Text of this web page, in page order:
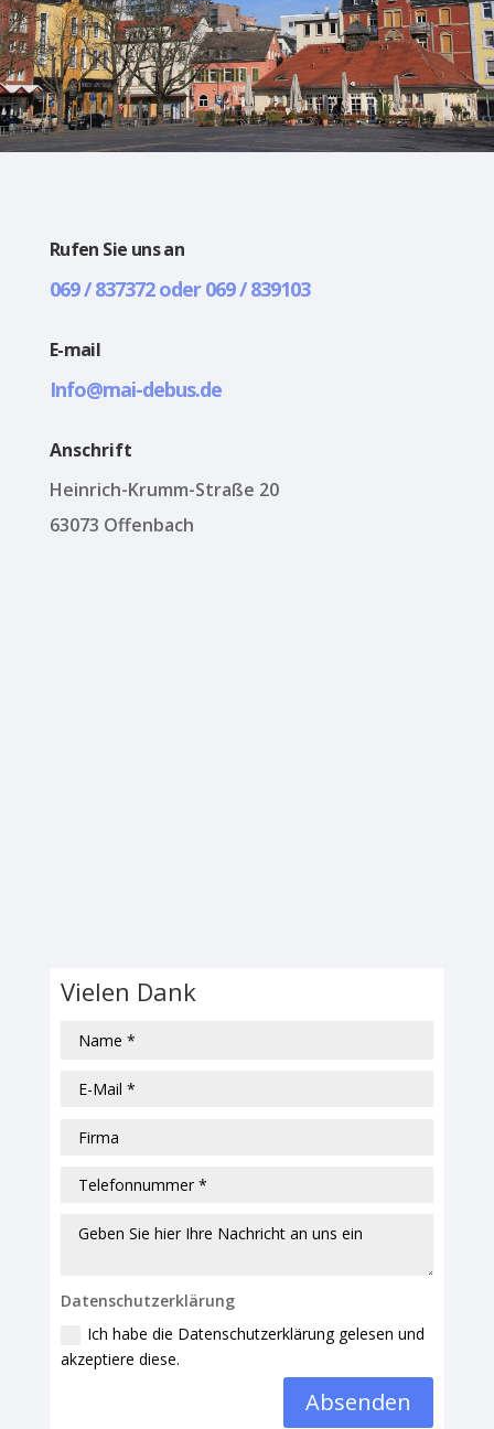
Rufen Sie uns an
069 / 837372 oder 069 / 839103
E-mail
Info@mai-debus.de
Anschrift
Heinrich-Krumm-Straße 20
63073 Offenbach
Vielen Dank
Datenschutzerklärung
Ich habe die Datenschutzerklärung gelesen und
akzeptiere diese.
Absenden